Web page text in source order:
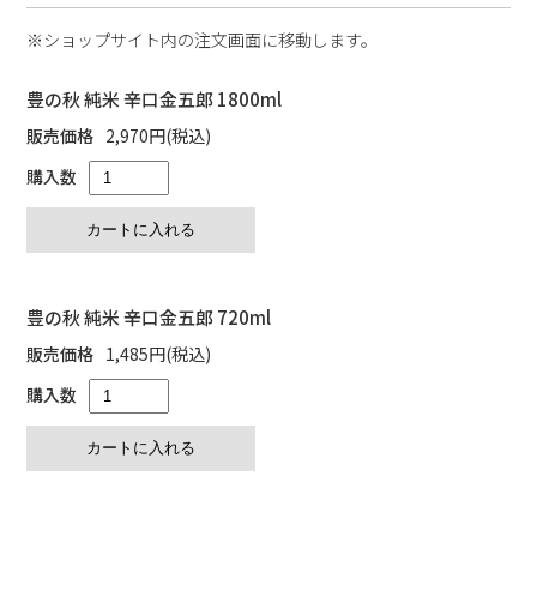
ショップサイト内の注文画面に移動します。
豊の秋 純米 辛口金五郎 1800ml
販売価格 2,970円(税込)
購入数
豊の秋 純米 辛口金五郎 720ml
販売価格 1,485円(税込)
購入数